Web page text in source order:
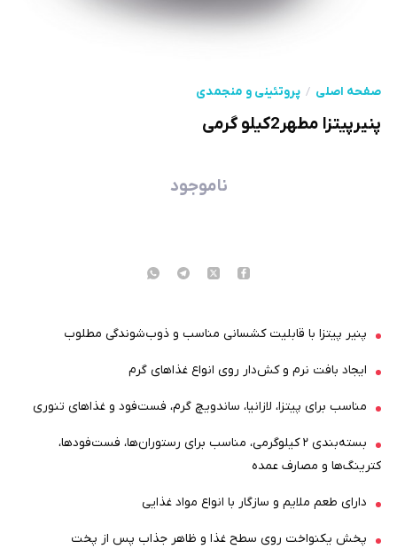
صفحه اصلی پروتئینی و منجمدی
پنیرپیتزا مطهر2کیلو گرمی
ناموجود
پنیر پیتزا با قابلیت کشسانی مناسب و ذوب‌شوندگی مطلوب
ایجاد بافت نرم و کش‌دار روی انواع غذاهای گرم
مناسب برای پیتزا، لازانیا، ساندویچ گرم، فست‌فود و غذاهای تنوری
بسته‌بندی ۲ کیلوگرمی، مناسب برای رستوران‌ها، فست‌فودها،
کترینگ‌ها و مصارف عمده
دارای طعم ملایم و سازگار با انواع مواد غذایی
پخش یکنواخت روی سطح غذا و ظاهر جذاب پس از پخت